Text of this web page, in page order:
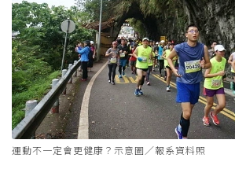
運動不一定會更健康？示意圖／報系資料照